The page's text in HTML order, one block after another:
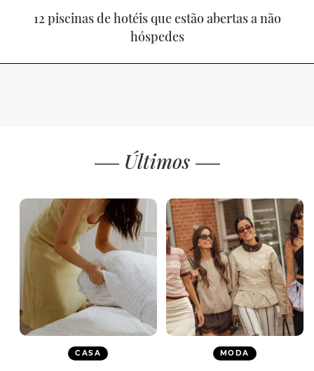
12 piscinas de hotéis que estão abertas a não
hóspedes
Últimos
CASA MODA